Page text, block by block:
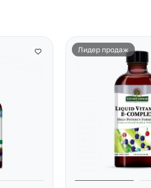
Лидер продаж